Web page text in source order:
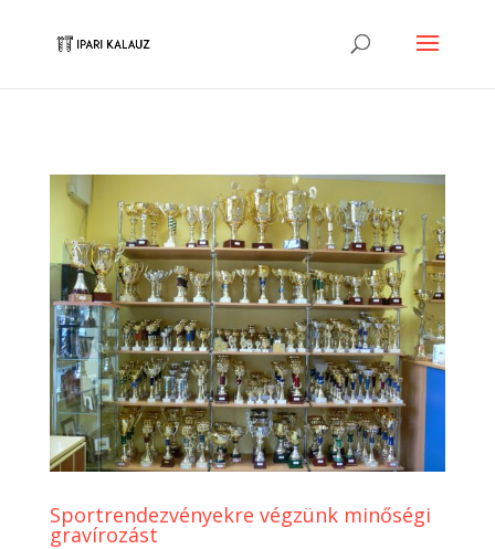
Sportrendezvényekre végzünk minőségi
gravírozást